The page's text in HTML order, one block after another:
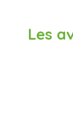
Les